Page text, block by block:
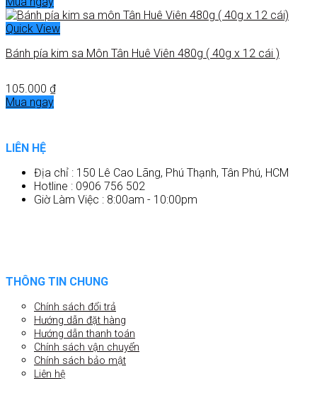
Quick View
Bánh pía kim sa Môn Tân Huê Viên 480g ( 40g x 12 cái )
105.000 ₫
Mua ngay
LIÊN HỆ
Địa chỉ : 150 Lê Cao Lãng, Phú Thạnh, Tân Phú, HCM
Hotline : 0906 756 502
Giờ Làm Việc : 8:00am - 10:00pm
THÔNG TIN CHUNG
Chính sách đổi trả
Hướng dẫn đặt hàng
Hướng dẫn thanh toán
Chính sách vận chuyển
Chính sách bảo mật
Liên hệ